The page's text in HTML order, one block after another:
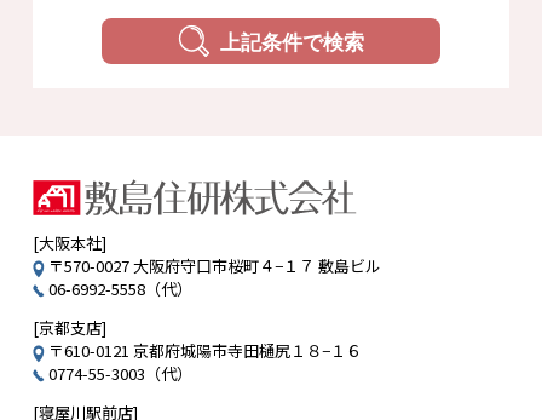
上記条件で検索
[大阪本社]
〒570-0027 大阪府守口市桜町４−１７ 敷島ビル
06-6992-5558（代）
[京都支店]
〒610-0121 京都府城陽市寺田樋尻１８−１６
0774-55-3003（代）
[寝屋川駅前店]